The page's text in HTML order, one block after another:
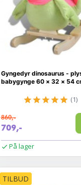
Gyngedyr dinosaurus -
babygynge 60 × 32 × 54
(1)
860,-
709,-
På lager
TILBUD